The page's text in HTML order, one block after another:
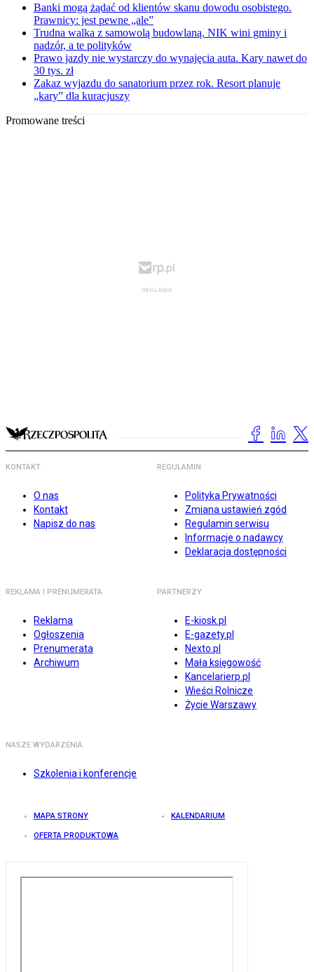
Banki mogą żądać od klientów skanu dowodu osobistego.
Prawnicy: jest pewne „ale”
Trudna walka z samowolą budowlaną. NIK wini gminy i
nadzór, a te polityków
Prawo jazdy nie wystarczy do wynajęcia auta. Kary nawet do
30 tys. zł
Zakaz wyjazdu do sanatorium przez rok. Resort planuje
„kary” dla kuracjuszy
Promowane treści
KONTAKT
O nas
Kontakt
Napisz do nas
REGULAMIN
Polityka Prywatności
Zmiana ustawień zgód
Regulamin serwisu
Informacje o nadawcy
Deklaracja dostępności
REKLAMA I PRENUMERATA
Reklama
Ogłoszenia
Prenumerata
Archiwum
PARTNERZY
E-kiosk.pl
E-gazety.pl
Nexto.pl
Mała księgowość
Kancelarierp.pl
Wieści Rolnicze
Życie Warszawy
NASZE WYDARZENIA
Szkolenia i konferencje
MAPA STRONY KALENDARIUM
OFERTA PRODUKTOWA